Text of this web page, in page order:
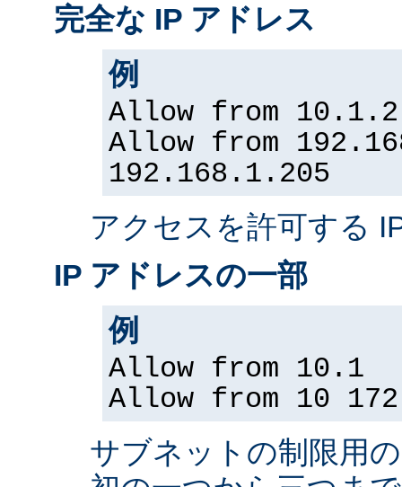
完全な IP アドレス
例
Allow from
Allow from
192.168.1.205
アクセスを許可する
IP アドレスの一部
例
Allow from 10.1
Allow from 10
サブネットの制限用